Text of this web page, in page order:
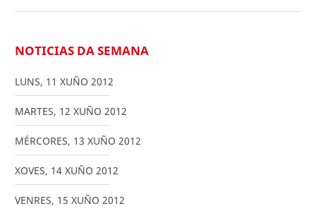
NOTICIAS DA SEMANA
LUNS, 11 XUÑO 2012
MARTES, 12 XUÑO 2012
MÉRCORES, 13 XUÑO 2012
XOVES, 14 XUÑO 2012
VENRES, 15 XUÑO 2012